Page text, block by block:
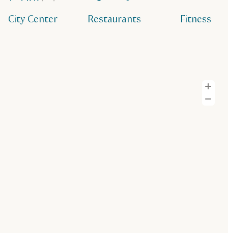
City Center Restaurants Fitness